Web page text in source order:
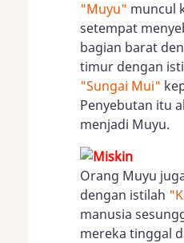
"Muyu" muncul
setempat
bagian barat
timur dengan
"Sungai Mui"
Penyebutan itu
menjadi Muyu.
Orang Muyu
dengan istilah
manusia
mereka tinggal